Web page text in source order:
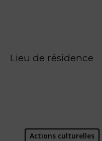
Lieu de résidence
Actions culturelles